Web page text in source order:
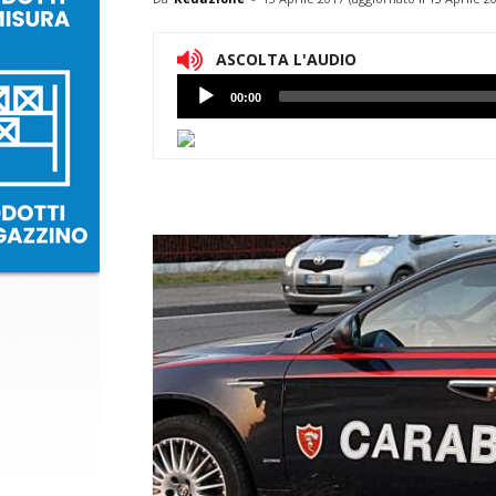
ASCOLTA L'AUDIO
Lettore
Audio
00:00